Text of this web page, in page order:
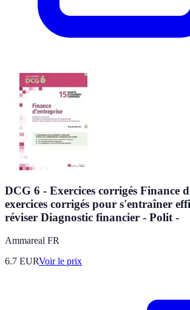
DCG 6 - Exercices corrigés Finance
exercices corrigés pour s'entraîner
réviser Diagnostic financier - Polit -
Ammareal FR
6.7 EURVoir le prix